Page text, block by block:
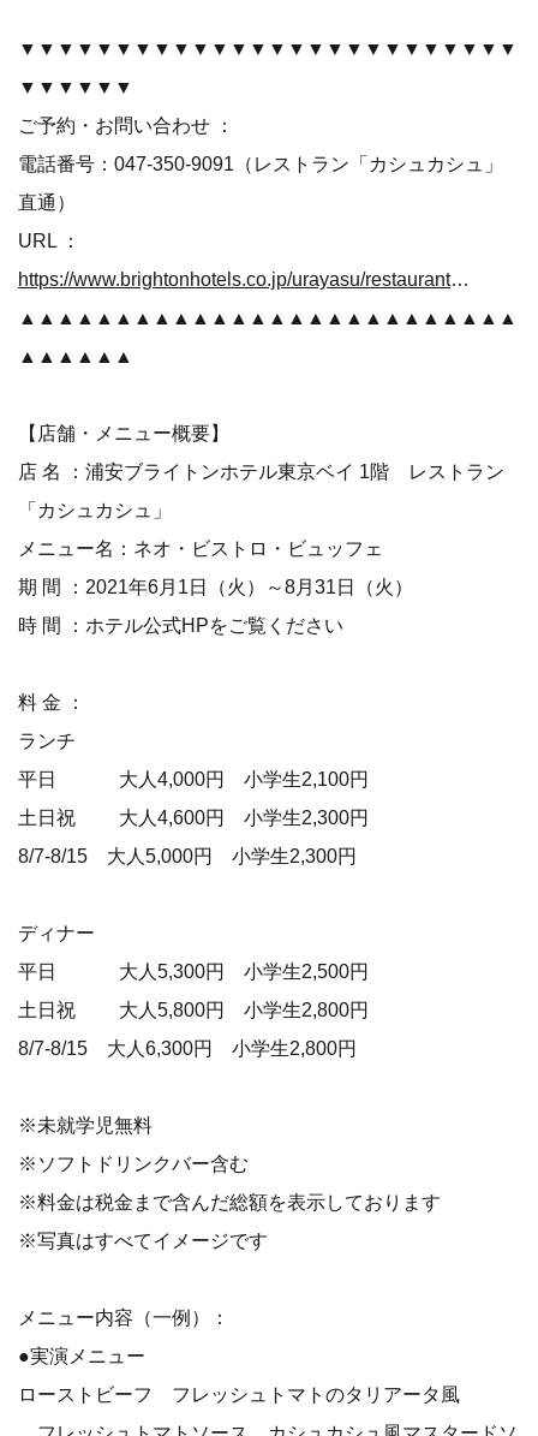
▼▼▼▼▼▼▼▼▼▼▼▼▼▼▼▼▼▼▼▼▼▼▼▼▼▼
▼▼▼▼▼▼
ご予約・お問い合わせ ：
電話番号：047-350-9091（レストラン「カシュカシュ」
直通）
URL ：
https://www.brightonhotels.co.jp/urayasu/restaurant/cache_cache/
▲▲▲▲▲▲▲▲▲▲▲▲▲▲▲▲▲▲▲▲▲▲▲▲▲▲
▲▲▲▲▲▲
【店舗・メニュー概要】
店 名 ：浦安ブライトンホテル東京ベイ 1階 レストラン
「カシュカシュ」
メニュー名：ネオ・ビストロ・ビュッフェ
期 間 ：2021年6月1日（火）～8月31日（火）
時 間 ：ホテル公式HPをご覧ください
料 金 ：
ランチ
平日 大人4,000円 小学生2,100円
土日祝 大人4,600円 小学生2,300円
8/7-8/15 大人5,000円 小学生2,300円
ディナー
平日 大人5,300円 小学生2,500円
土日祝 大人5,800円 小学生2,800円
8/7-8/15 大人6,300円 小学生2,800円
※未就学児無料
※ソフトドリンクバー含む
※料金は税金まで含んだ総額を表示しております
※写真はすべてイメージです
メニュー内容（一例）：
●実演メニュー
ローストビーフ フレッシュトマトのタリアータ風